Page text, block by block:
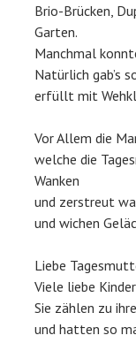
Brio-Brücken,
Garten.
Manchmal
Natürlich gab’s
erfüllt mit
Vor Allem die
welche die
Wanken
und zerstreut
und wichen
Liebe
Viele liebe
Sie zählen zu
und hatten so